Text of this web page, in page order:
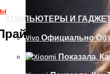
КОМПЬЮТЕРЫ И
Vivo Официально
Листы На